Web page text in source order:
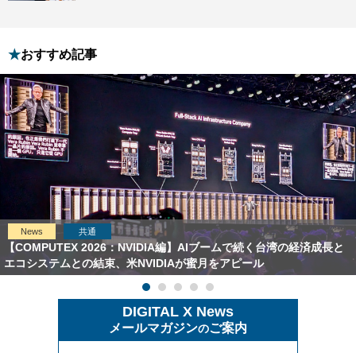
おすすめ記事
News 共通
【COMPUTEX 2026：NVIDIA編】AIブームで続く台湾の経済成長と
エコシステムとの結束、米NVIDIAが蜜月をアピール
DIGITAL X News
メールマガジンのご案内